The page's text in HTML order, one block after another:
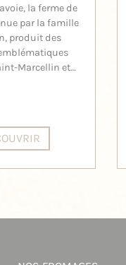
la ferme de
par la famille
produit des
Marcellin et…